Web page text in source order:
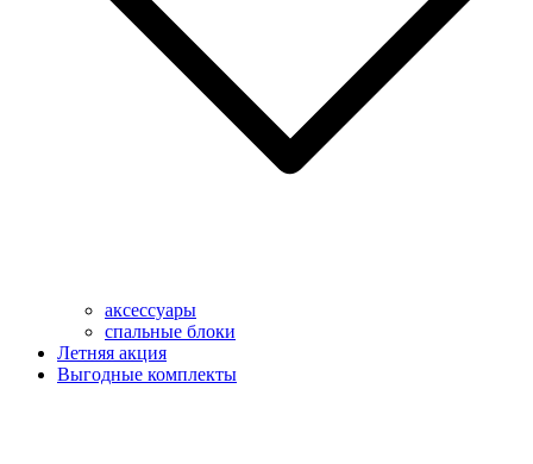
аксессуары
спальные блоки
Летняя акция
Выгодные комплекты